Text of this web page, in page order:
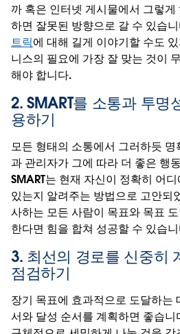
까 혹은 인터넷 게시물에서 그렇게
하면 잘못된 방향으로 갈 수 있습
트릭에 대해 길게 이야기할 수도
니스의 필요에 가장 잘 맞는 것이
해야 합니다.
2. SMART를 소통과 투명
용하기
모든 형태의 소통에서 그러하듯
과 관리자가 그에 따라 더 좋은 행
SMART는 현재 자신이 정확히 어
있는지 알려주는 방법으로 고안되
사하는 모든 사람이 목표와 목표
한다면 힘을 합쳐 성공할 수 있습
3. 최선의 경로를 신중히
점검하기
장기 목표에 효과적으로 도달하는
서와 달성 순서를 계획하면 좋습니